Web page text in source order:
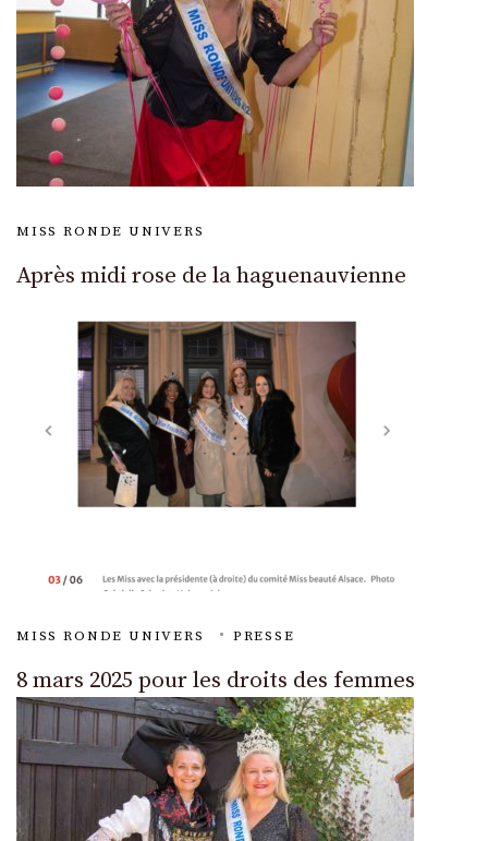
MISS RONDE UNIVERS
Après midi rose de la haguenauvienne
MISS RONDE UNIVERS PRESSE
8 mars 2025 pour les droits des femmes